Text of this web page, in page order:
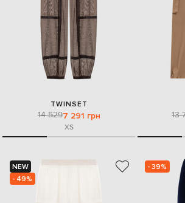
TWINSET
14 5297 291 грн
XS
13
NEW
- 49%
- 39%